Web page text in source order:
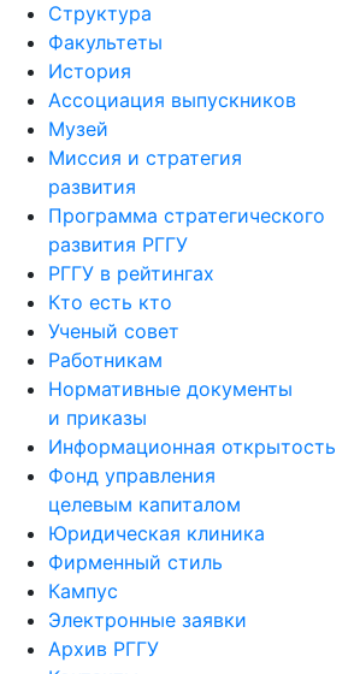
Структура
Факультеты
История
Ассоциация выпускников
Музей
Миссия и стратегия
развития
Программа стратегического
развития РГГУ
РГГУ в рейтингах
Кто есть кто
Ученый совет
Работникам
Нормативные документы
и приказы
Информационная открытость
Фонд управления
целевым капиталом
Юридическая клиника
Фирменный стиль
Кампус
Электронные заявки
Архив РГГУ